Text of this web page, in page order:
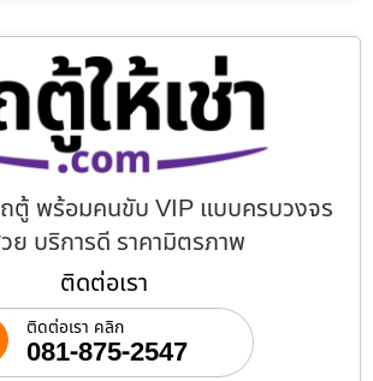
ถตู้ พร้อมคนขับ VIP แบบครบวงจร
ย บริการดี ราคามิตรภาพ
ติดต่อเรา
ติดต่อเรา คลิก
081-875-2547